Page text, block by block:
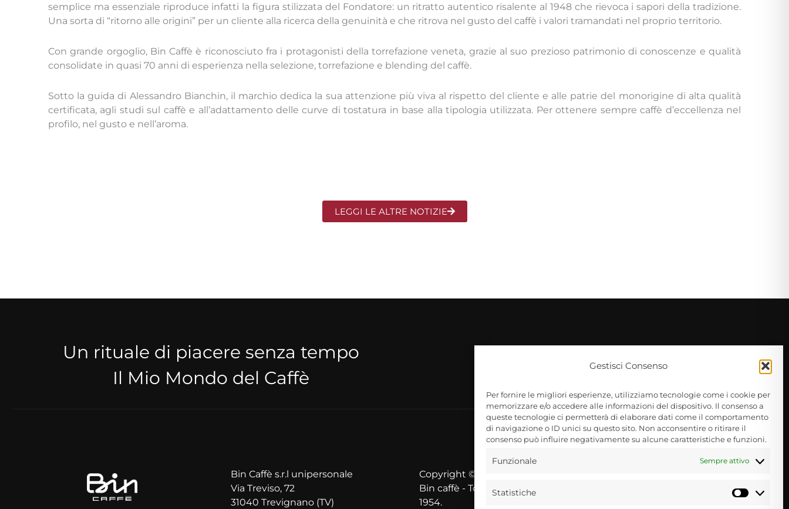
Gestisci Consenso
Per fornire le migliori esperienze, utilizziamo tecnologie come i cookie per
memorizzare e/o accedere alle informazioni del dispositivo. Il consenso a
queste tecnologie ci permetterà di elaborare dati come il comportamento
di navigazione o ID unici su questo sito. Non acconsentire o ritirare il
consenso può influire negativamente su alcune caratteristiche e funzioni.
Funzionale Sempre attivo
Statistiche
semplice ma essenziale riproduce infatti la figura stilizzata del Fondatore: un ritratto autentico risalente al 1948 che rievoca i sapori della tradizione.
Una sorta di “ritorno alle origini” per un cliente alla ricerca della genuinità e che ritrova nel gusto del caffè i valori tramandati nel proprio territorio.
Con grande orgoglio, Bin Caffè è riconosciuto fra i protagonisti della torrefazione veneta, grazie al suo prezioso patrimonio di conoscenze e qualità
consolidate in quasi 70 anni di esperienza nella selezione, torrefazione e blending del caffè.
Sotto la guida di Alessandro Bianchin, il marchio dedica la sua attenzione più viva al rispetto del cliente e alle patrie del monorigine di alta qualità
certificata, agli studi sul caffè e all’adattamento delle curve di tostatura in base alla tipologia utilizzata. Per ottenere sempre caffè d’eccellenza nel
profilo, nel gusto e nell’aroma.
LEGGI LE ALTRE NOTIZIE
Un rituale di piacere senza tempo
Il Mio Mondo del Caffè
Bin Caffè s.r.l unipersonale
Via Treviso, 72
31040 Trevignano (TV)
Copyright © 2025
Bin caffè - Torrefazione dal
1954.